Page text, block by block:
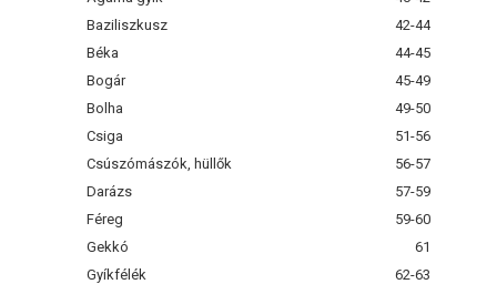
Baziliszkusz
42-44
Béka
44-45
Bogár
45-49
Bolha
49-50
Csiga
51-56
Csúszómászók, hüllők
56-57
Darázs
57-59
Féreg
59-60
Gekkó
61
Gyíkfélék
62-63